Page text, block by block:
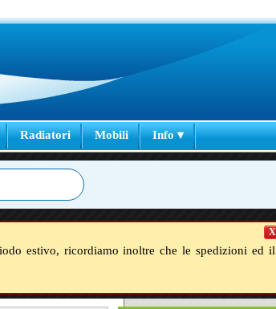
Radiatori Mobili Info ▾
estivo, ricordiamo inoltre che le spedizioni ed il
X